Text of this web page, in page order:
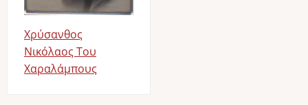
Χρύσανθος
Νικόλαος Του
Χαραλάμπους